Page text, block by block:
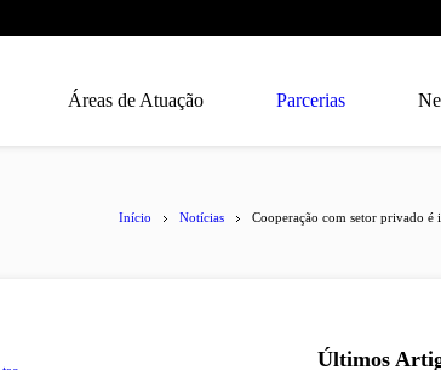
Áreas de Atuação Parcerias
Início Notícias Cooperação com setor privado é
Últimos